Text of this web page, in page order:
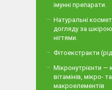
імунні препарати.
Натуральні
догляду за
нігтями.
Фітоекстракти
Мікронутрієнти —
вітамінів, мікро- та
макроелементів